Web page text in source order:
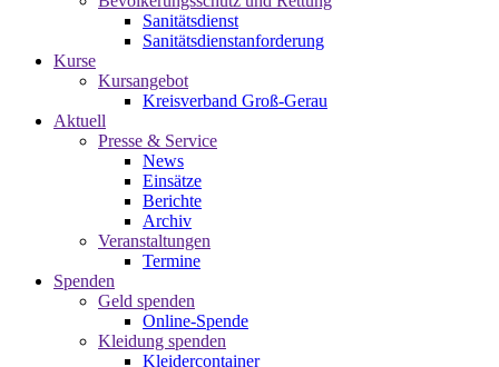
Sanitätsdienst
Sanitätsdienstanforderung
Kurse
Kursangebot
Kreisverband Groß-Gerau
Aktuell
Presse & Service
News
Einsätze
Berichte
Archiv
Veranstaltungen
Termine
Spenden
Geld spenden
Online-Spende
Kleidung spenden
Kleidercontainer